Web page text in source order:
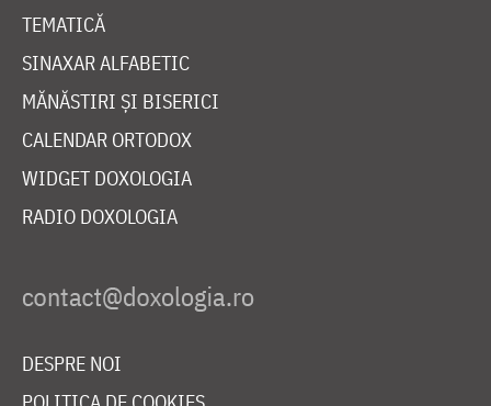
TEMATICĂ
SINAXAR ALFABETIC
MĂNĂSTIRI ȘI BISERICI
CALENDAR ORTODOX
WIDGET DOXOLOGIA
RADIO DOXOLOGIA
DESPRE NOI